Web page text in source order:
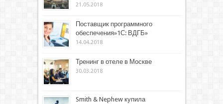
21.05.2018
Поставщик программного
обеспечения»1С: ВДГБ»
14.04.2018
Тренинг в отеле в Москве
30.03.2018
Smith & Nephew купила